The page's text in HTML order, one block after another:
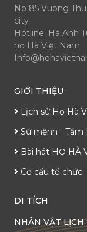
No 85 Vuong
city
Hotline: Hà Anh
họ Hà Việt Nam
GIỚI THIỆU
Lịch sử Họ Hà
Sứ mệnh - Tầm
Bài hát HỌ HÀ
Cơ cấu tổ chức
DI TÍCH
NHÂN VẬT LỊCH